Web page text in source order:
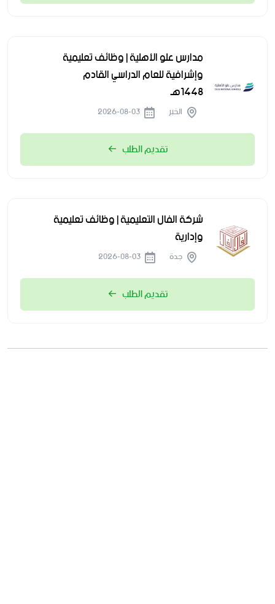
مدارس علو الأهلية | وظائف تعليمية
وإشرافية للعام الدراسي القادم
1448هـ
الخبر
تقديم الطلب
شركة الفال التعليمية | وظائف تعليمية
وإدارية
جدة
تقديم الطلب